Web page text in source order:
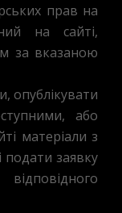
прав на
на сайті,
за вказаною
опублікувати
або
матеріали з
заявку